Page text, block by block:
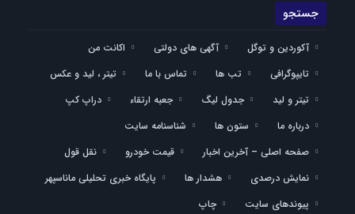
آکوردین و توگل آگهی های دولتی
اکانت من
تایپوگرافی
تب ها تماس با ما
تیتر ، لید و عکس
تیتر و لید
جدول لیگ جعبه ارتقاء
دراپ کپ
درباره ما
ستون ها
شناسنامه سایت
صفحه اصلی – آخرین اخبار
قیمت خودرو
نقل قول
نمایش درصدی
هشدار ها
پایگاه خبری تحلیلی ماناسپهر
پیوندهای سایت
چاپ